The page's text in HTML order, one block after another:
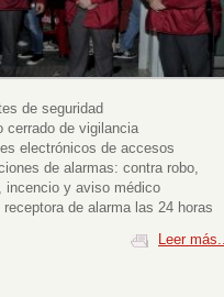
de seguridad
cerrado de vigilancia
electrónicos de accesos
de alarmas: contra robo,
y aviso médico
receptora de alarma las 24 horas
Leer más...